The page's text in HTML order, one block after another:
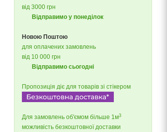
від 3000 грн
Відправимо у понеділок
Новою Поштою
для оплачених замовлень
від 10 000 грн
Відправимо сьогодні
Пропозиція діє для товарів зі стікером
Для замовлень об'ємом більше 1м3
можливість безкоштовної доставки